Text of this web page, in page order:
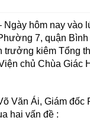
hôm nay vào
7, quận
kiêm Tổng
chủ Chùa Giác
Văn Ái, Giám đốc
hai vấn đề :